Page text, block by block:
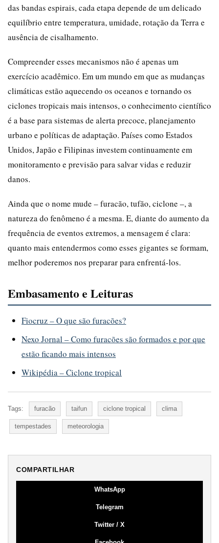
das bandas espirais, cada etapa depende de um delicado
equilíbrio entre temperatura, umidade, rotação da Terra e
ausência de cisalhamento.
Compreender esses mecanismos não é apenas um
exercício acadêmico. Em um mundo em que as mudanças
climáticas estão aquecendo os oceanos e tornando os
ciclones tropicais mais intensos, o conhecimento científico
é a base para sistemas de alerta precoce, planejamento
urbano e políticas de adaptação. Países como Estados
Unidos, Japão e Filipinas investem continuamente em
monitoramento e previsão para salvar vidas e reduzir
danos.
Ainda que o nome mude – furacão, tufão, ciclone –, a
natureza do fenômeno é a mesma. E, diante do aumento da
frequência de eventos extremos, a mensagem é clara:
quanto mais entendermos como esses gigantes se formam,
melhor poderemos nos preparar para enfrentá-los.
Embasamento e Leituras
Fiocruz – O que são furacões?
Nexo Jornal – Como furacões são formados e por que
estão ficando mais intensos
Wikipédia – Ciclone tropical
Tags: furacão taifun ciclone tropical clima
tempestades meteorologia
COMPARTILHAR
WhatsApp
Telegram
Twitter / X